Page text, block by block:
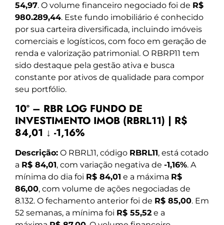
54,97. O volume financeiro negociado foi de R$
980.289,44. Este fundo imobiliário é conhecido
por sua carteira diversificada, incluindo imóveis
comerciais e logísticos, com foco em geração de
renda e valorização patrimonial. O RBRP11 tem
sido destaque pela gestão ativa e busca
constante por ativos de qualidade para compor
seu portfólio.
10º – RBR LOG FUNDO DE
INVESTIMENTO IMOB (RBRL11) | R$
84,01 ↓ -1,16%
Descrição: O RBRL11, código RBRL11, está cotado
a R$ 84,01, com variação negativa de -1,16%. A
mínima do dia foi R$ 84,01 e a máxima R$
86,00, com volume de ações negociadas de
8.132. O fechamento anterior foi de R$ 85,00. Em
52 semanas, a mínima foi R$ 55,52 e a